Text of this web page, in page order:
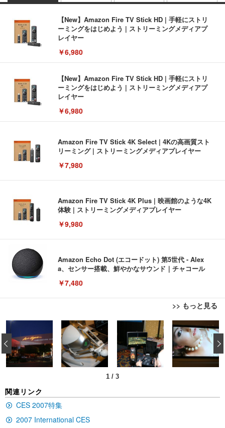
【New】Amazon Fire TV Stick HD | 手軽にストリ
ーミングをはじめよう | ストリーミングメディアプ
レイヤー
￥6,980
【New】Amazon Fire TV Stick HD | 手軽にストリ
ーミングをはじめよう | ストリーミングメディアプ
レイヤー
￥6,980
Amazon Fire TV Stick 4K Select | 4Kの高画質スト
リーミング | ストリーミングメディアプレイヤー
￥7,980
Amazon Fire TV Stick 4K Plus | 映画館のような4K
体験 | ストリーミングメディアプレイヤー
￥9,980
Amazon Echo Dot (エコードット) 第5世代 - Alex
a、センサー搭載、鮮やかなサウンド｜チャコール
￥7,480
>> もっと見る
[EdoErgo] オフィスチェア 椅子 テレワーク 疲れな
い 跳ね上げ式アームレスト コンパクト 約105度ロッ
キング pc 事務椅子 360度回転 座面昇降 強化ナイロ
ン樹脂ベース 通気性メッシュ 在宅ワーク H-WY01
(黒網+黒枠+黒足)
￥5,699
ュチェア 人間工学 疲れない ブラック
￥27,999
EIZO ビジネス向けプレミアムモニター | FlexScan
EV3240X-WT | 31.5型4K UHD・USB Type-C・ホワ
イト
￥105,595
イト
￥109,572
Amazonベーシック ペットシーツ 薄型 レギュラー 1
回使い捨て 無香料 ホワイト 300枚
￥3,373
x2袋(84枚) ホワイト(吸収面:ライトブルー)
￥3,234
1 / 3
‹
関連リンク
CES 2007特集
2007 International CES